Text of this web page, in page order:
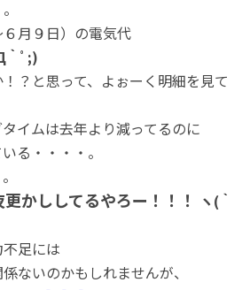
月９日）の電気代
ﾟ;)
？と思って、よぉーく明細を見て
イムは去年より減ってるのに
る・・・・。
かししてるやろー！！！
ヽ(｀
足には
ないのかもしれませんが、